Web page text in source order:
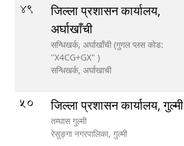
49
जिल्ला प्रशासन कार्यालय,
अर्घाखाँची
सन्धिखर्क, अर्घाखाँची (गुगल प्लस कोड:
"X4CG+GX" )
सन्धिखर्क, अर्घाखाची
50 जिल्ला प्रशासन कार्यालय, गुल्मी
तम्घास गुल्मी
रेसुङ्गा नगरपालिका, गुल्मी